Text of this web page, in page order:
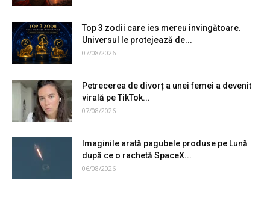
Top 3 zodii care ies mereu învingătoare.
Universul le protejează de...
07/08/2026
Petrecerea de divorț a unei femei a devenit
virală pe TikTok...
07/08/2026
Imaginile arată pagubele produse pe Lună
după ce o rachetă SpaceX...
06/08/2026